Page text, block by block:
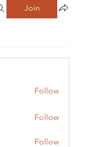
Join
Follow
Follow
Follow